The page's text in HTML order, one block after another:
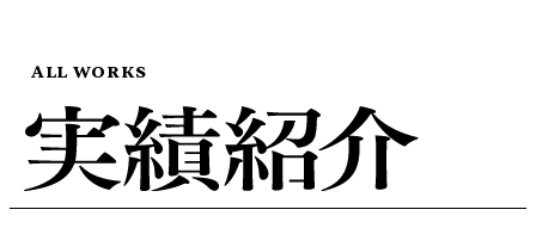
ALL WORKS